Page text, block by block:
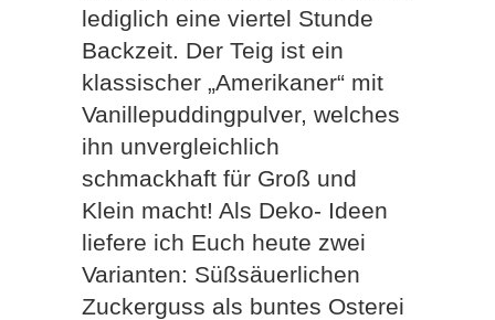
lediglich eine viertel Stunde
Backzeit. Der Teig ist ein
klassischer „Amerikaner“ mit
Vanillepuddingpulver, welches
ihn unvergleichlich
schmackhaft für Groß und
Klein macht! Als Deko- Ideen
liefere ich Euch heute zwei
Varianten: Süßsäuerlichen
Zuckerguss als buntes Osterei